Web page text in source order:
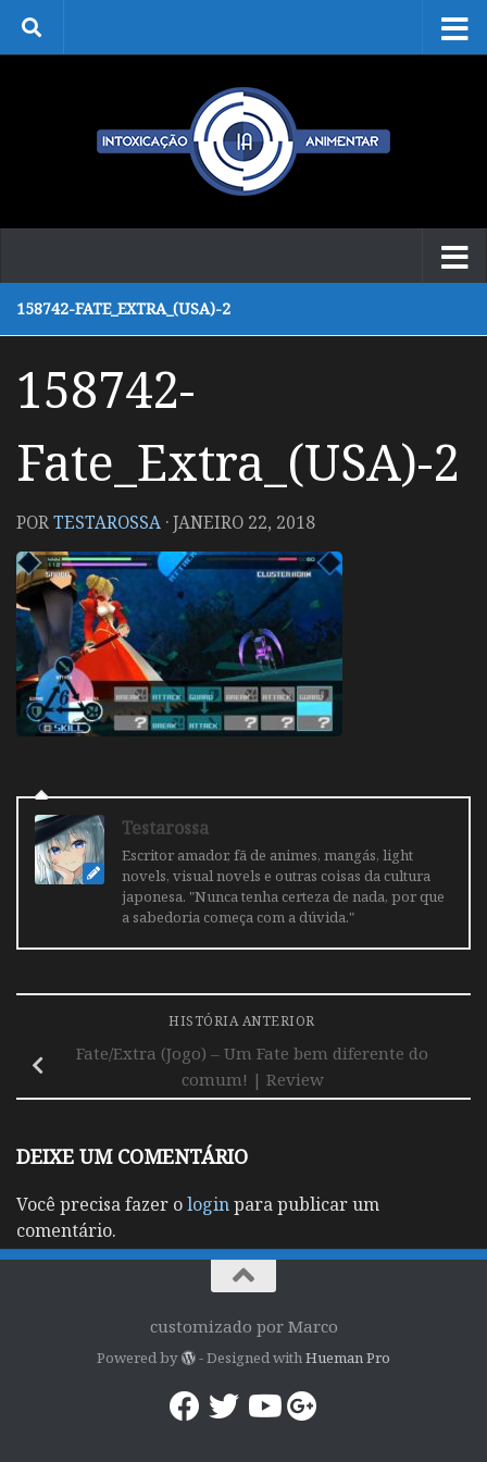
Skip to content
158742-FATE_EXTRA_(USA)-2
158742-
Fate_Extra_(USA)-2
PORTESTAROSSA ·JANEIRO 22, 2018
Testarossa
Escritor amador, fã de animes, mangás, light
novels, visual novels e outras coisas da cultura
japonesa. "Nunca tenha certeza de nada, por que
a sabedoria começa com a dúvida."
HISTÓRIA ANTERIOR
Fate/Extra (Jogo) – Um Fate bem diferente do
comum! | Review
DEIXE UM COMENTÁRIO
Você precisa fazer ologinpara publicar um
comentário.
customizado por Marco
Powered by - Designed with Hueman Pro